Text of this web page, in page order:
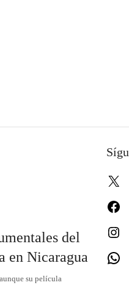
del
en Nicaragua
su película